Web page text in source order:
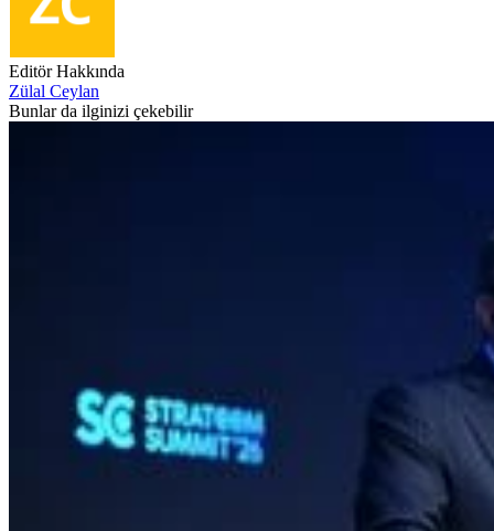
Editör Hakkında
Zülal Ceylan
Bunlar da ilginizi çekebilir